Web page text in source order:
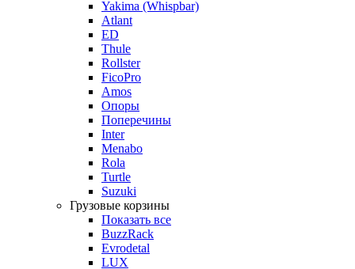
Yakima (Whispbar)
Atlant
ED
Thule
Rollster
FicoPro
Amos
Опоры
Поперечины
Inter
Menabo
Rola
Turtle
Suzuki
Грузовые корзины
Показать все
BuzzRack
Evrodetal
LUX